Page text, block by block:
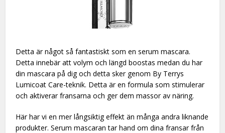
Detta är något så fantastiskt som en serum mascara.
Detta innebär att volym och längd boostas medan du har
din mascara på dig och detta sker genom By Terrys
Lumicoat Care-teknik. Detta är en formula som stimulerar
och aktiverar fransarna och ger dem massor av näring.
Här har vi en mer långsiktig effekt än många andra liknande
produkter. Serum mascaran tar hand om dina fransar från